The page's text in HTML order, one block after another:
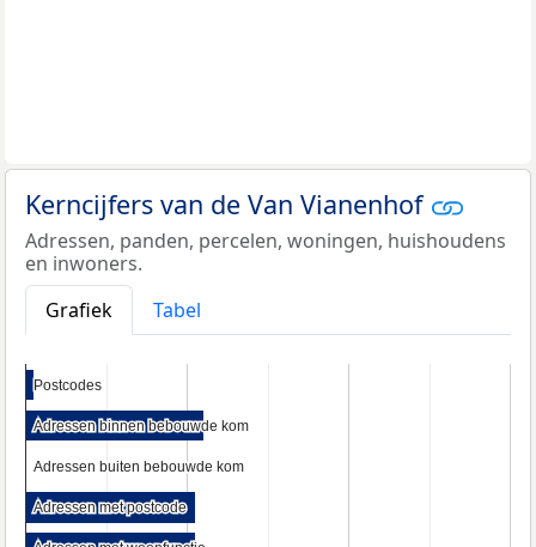
Kerncijfers van de Van Vianenhof
Adressen, panden, percelen, woningen, huishoudens
en inwoners.
Grafiek
Tabel
Postcodes
Postcodes
Adressen binnen bebouwde kom
Adressen binnen bebouwde kom
Adressen buiten bebouwde kom
Adressen buiten bebouwde kom
Adressen met postcode
Adressen met postcode